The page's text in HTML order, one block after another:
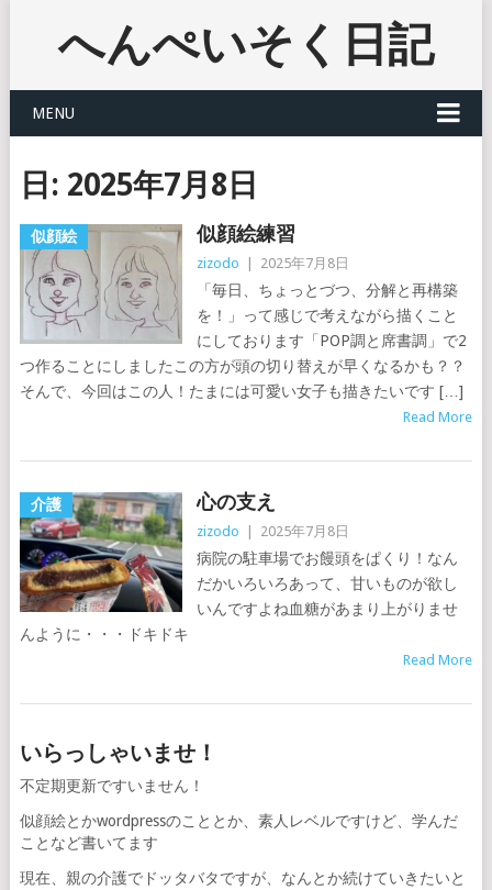
へんぺいそく日記
MENU
日: 2025年7月8日
似顔絵 似顔絵練習
zizodo 2025年7月8日
「毎日、ちょっとづつ、分解と再構築
を！」って感じで考えながら描くこと
にしております「POP調と席書調」で2
つ作ることにしましたこの方が頭の切り替えが早くなるかも？？
そんで、今回はこの人！たまには可愛い女子も描きたいです […]
Read More
介護 心の支え
zizodo 2025年7月8日
病院の駐車場でお饅頭をぱくり！なん
だかいろいろあって、甘いものが欲し
いんですよね血糖があまり上がりませ
んように・・・ドキドキ
Read More
いらっしゃいませ！
不定期更新ですいません！
似顔絵とかwordpressのこととか、素人レベルですけど、学んだ
ことなど書いてます
現在、親の介護でドッタバタですが、なんとか続けていきたいと